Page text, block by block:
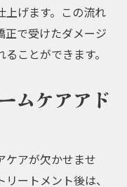
上げます。この流れ
正で受けたダメージ
ことができます。
ムケアアド
ケアが欠かせませ
ートメント後は、